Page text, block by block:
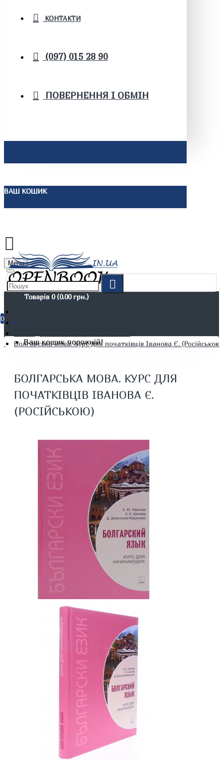
КОНТАКТИ
(097) 015 28 90
ПОВЕРНЕННЯ І ОБМІН
ВАШ КОШИК
Menu
Товарів 0 (0.00 грн.)
0
Ваш кошик порожній!
Іноземні мови
Болгарська мова. Курс для початківців Іванова Є.
БОЛГАРСЬКА МОВА. КУРС ДЛЯ
ПОЧАТКІВЦІВ ІВАНОВА Є.
(РОСІЙСЬКОЮ)